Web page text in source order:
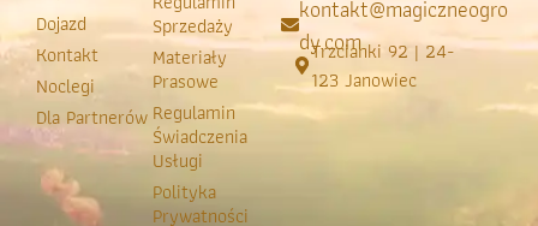
Dojazd
Kontakt
Noclegi
Dla Partnerów
Sprzedaży
Materiały
Prasowe
Regulamin
Świadczenia
Usługi
Polityka
Prywatności
kontakt@magiczneogro
dy.com
Trzcianki 92 | 24-
123 Janowiec